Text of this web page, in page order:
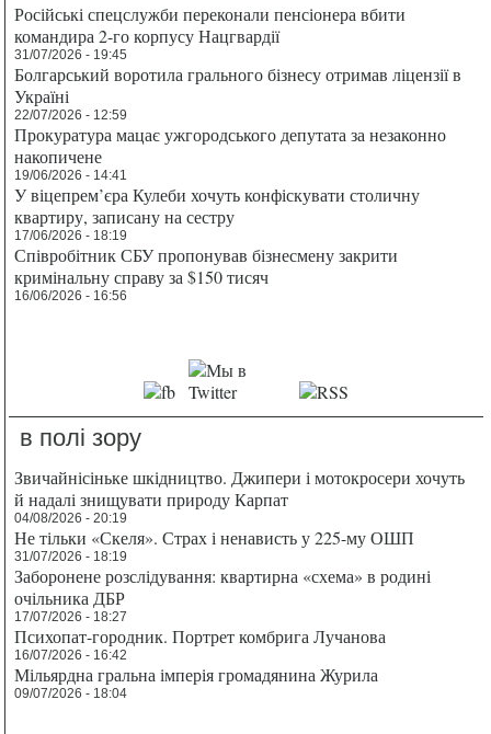
Російські спецслужби переконали пенсіонера вбити
командира 2-го корпусу Нацгвардії
31/07/2026 - 19:45
Болгарський воротила грального бізнесу отримав ліцензії в
Україні
22/07/2026 - 12:59
Прокуратура мацає ужгородського депутата за незаконно
накопичене
19/06/2026 - 14:41
У віцепрем’єра Кулеби хочуть конфіскувати столичну
квартиру, записану на сестру
17/06/2026 - 18:19
Співробітник СБУ пропонував бізнесмену закрити
кримінальну справу за $150 тисяч
16/06/2026 - 16:56
в полі зору
Звичайнісіньке шкідництво. Джипери і мотокросери хочуть
й надалі знищувати природу Карпат
04/08/2026 - 20:19
Не тільки «Скеля». Страх і ненависть у 225-му ОШП
31/07/2026 - 18:19
Заборонене розслідування: квартирна «схема» в родині
очільника ДБР
17/07/2026 - 18:27
Психопат-городник. Портрет комбрига Лучанова
16/07/2026 - 16:42
Мільярдна гральна імперія громадянина Журила
09/07/2026 - 18:04